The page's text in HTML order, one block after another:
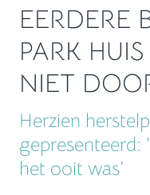
EERDERE
PARK
NIET
Herzien
gepresenteerd:
het ooit was’